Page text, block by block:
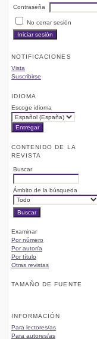
Contraseña
No cerrar sesión
NOTIFICACIONES
Vista
Suscribirse
IDIOMA
Escoge idioma
CONTENIDO DE LA
REVISTA
Buscar
Ámbito de la búsqueda
Examinar
Por número
Por autor/a
Por título
Otras revistas
TAMAÑO DE FUENTE
INFORMACIÓN
Para lectores/as
Para autores/as